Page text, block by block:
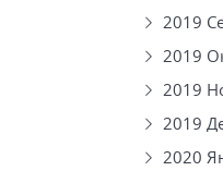
2019
2019
2019
2019
2020